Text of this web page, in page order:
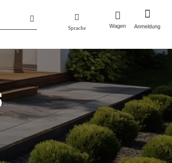
Sprache Wagen Anmeldung
Unternehmensprofil
Pflanztöpfe
Pflanztöpfe aus Aluminium